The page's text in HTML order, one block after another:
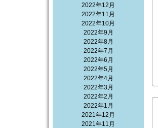
2022年12月
2022年11月
2022年10月
2022年9月
2022年8月
2022年7月
2022年6月
2022年5月
2022年4月
2022年3月
2022年2月
2022年1月
2021年12月
2021年11月